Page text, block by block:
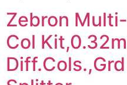
Zebron
Col